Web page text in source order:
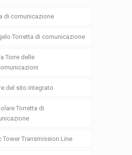
di comunicazione
Torretta di comunicazione
Torre delle
del sito integrato
Torretta di
Tower Transmission Line